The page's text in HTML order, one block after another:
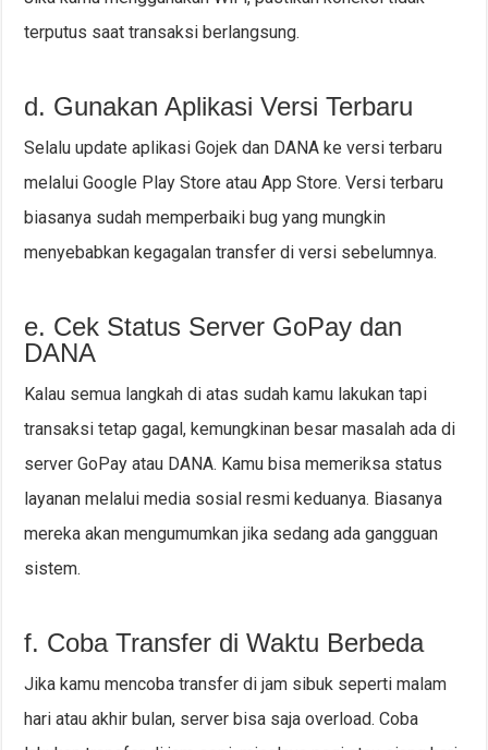
terputus saat transaksi berlangsung.
d. Gunakan Aplikasi Versi Terbaru
Selalu update aplikasi Gojek dan DANA ke versi terbaru
melalui Google Play Store atau App Store. Versi terbaru
biasanya sudah memperbaiki bug yang mungkin
menyebabkan kegagalan transfer di versi sebelumnya.
e. Cek Status Server GoPay dan
DANA
Kalau semua langkah di atas sudah kamu lakukan tapi
transaksi tetap gagal, kemungkinan besar masalah ada di
server GoPay atau DANA. Kamu bisa memeriksa status
layanan melalui media sosial resmi keduanya. Biasanya
mereka akan mengumumkan jika sedang ada gangguan
sistem.
f. Coba Transfer di Waktu Berbeda
Jika kamu mencoba transfer di jam sibuk seperti malam
hari atau akhir bulan, server bisa saja overload. Coba